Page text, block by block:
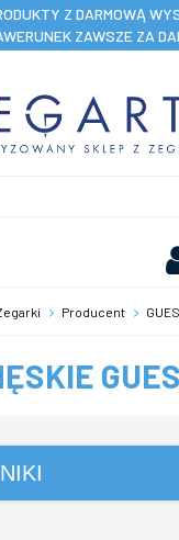
Z DARMOWĄ
ZAWSZE ZA
Producent